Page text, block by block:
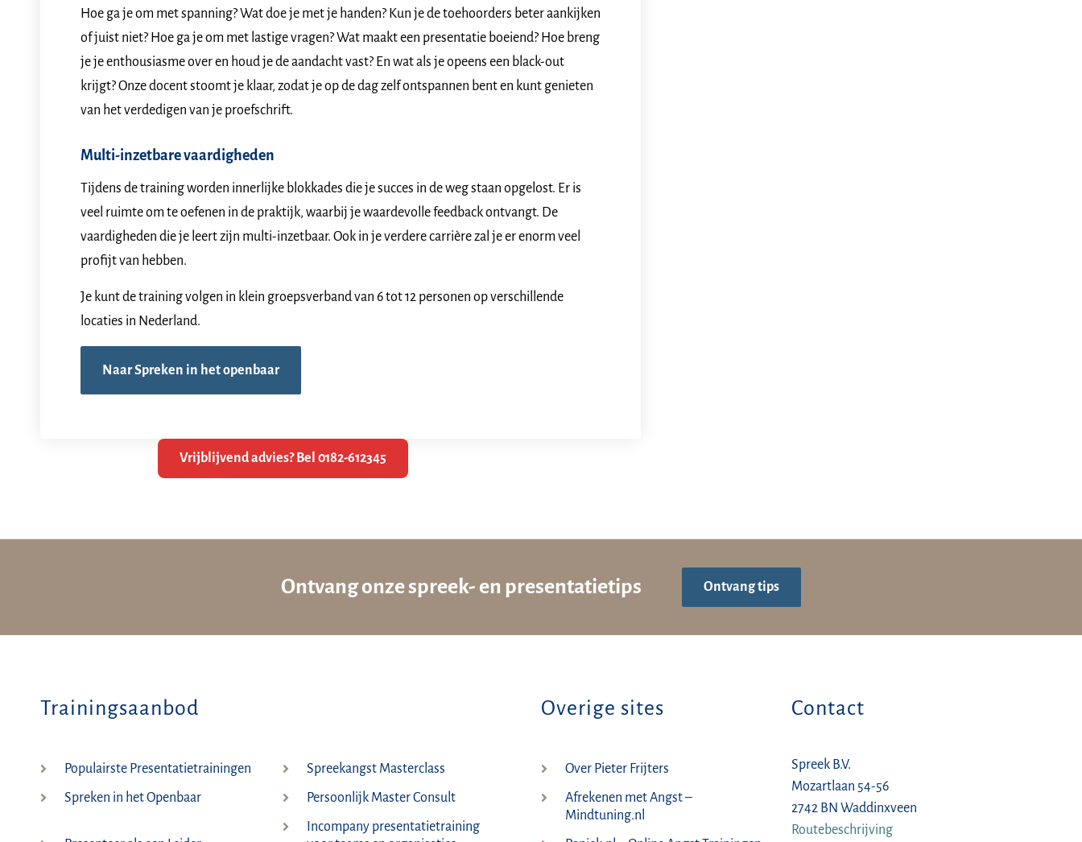
Hoe ga je om met spanning? Wat doe je met je handen? Kun je de toehoorders beter aankijken
of juist niet? Hoe ga je om met lastige vragen? Wat maakt een presentatie boeiend? Hoe breng
je je enthousiasme over en houd je de aandacht vast? En wat als je opeens een black-out
krijgt? Onze docent stoomt je klaar, zodat je op de dag zelf ontspannen bent en kunt genieten
van het verdedigen van je proefschrift.
Multi-inzetbare vaardigheden
Tijdens de training worden innerlijke blokkades die je succes in de weg staan opgelost. Er is
veel ruimte om te oefenen in de praktijk, waarbij je waardevolle feedback ontvangt. De
vaardigheden die je leert zijn multi-inzetbaar. Ook in je verdere carrière zal je er enorm veel
profijt van hebben.
Je kunt de training volgen in klein groepsverbandvan 6 tot 12 personen op verschillende
locaties in Nederland.
Naar Spreken in het openbaar
Vrijblijvend advies? Bel 0182-612345
Ontvang onze spreek- en presentatietips Ontvang tips
Trainingsaanbod
Populairste Presentatietrainingen
Spreekangst Masterclass
Spreken in het Openbaar
Persoonlijk Master Consult
Incompany presentatietraining
Overige sites
Over Pieter Frijters
Afrekenen met Angst –
Mindtuning.nl
Contact
Spreek B.V.
Mozartlaan 54-56
2742 BN Waddinxveen
Routebeschrijving